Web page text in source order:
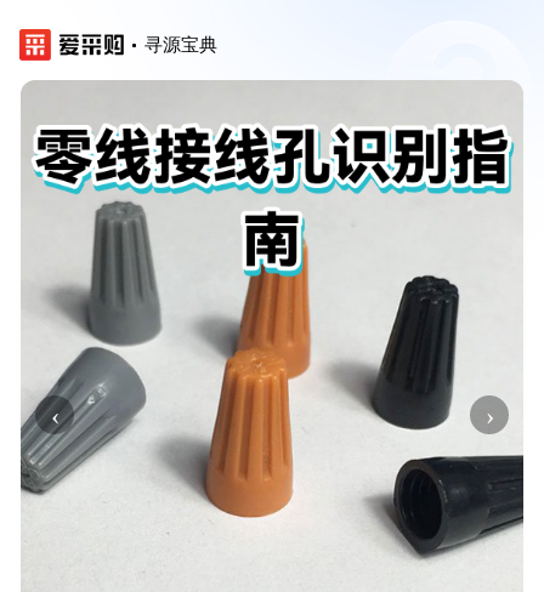
寻源宝典
‹ ›